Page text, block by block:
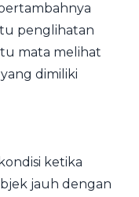
penglihatan
mata melihat
dimiliki
ketika
jauh dengan